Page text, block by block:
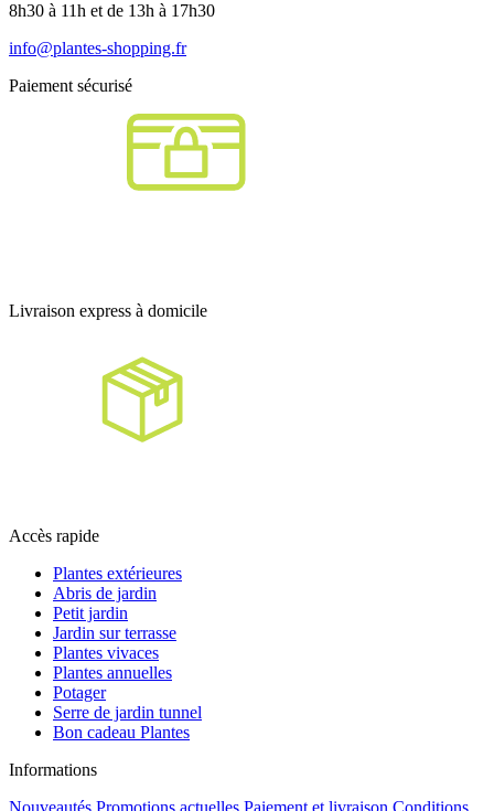
8h30 à 11h et de 13h à 17h30
info@plantes-shopping.fr
Paiement sécurisé
Livraison express à domicile
Accès rapide
Plantes extérieures
Abris de jardin
Petit jardin
Jardin sur terrasse
Plantes vivaces
Plantes annuelles
Potager
Serre de jardin tunnel
Bon cadeau Plantes
Informations